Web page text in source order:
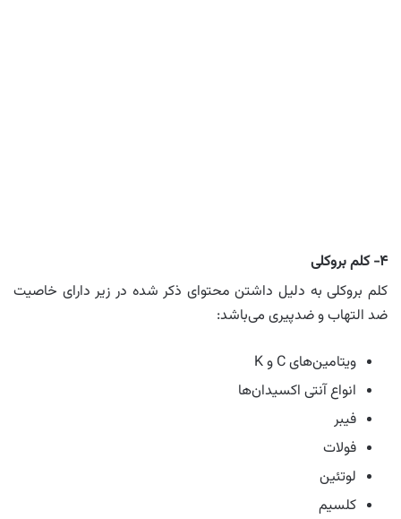
۴- کلم بروکلی
کلم بروکلی به دلیل داشتن محتوای ذکر شده در زیر دارای خاصیت
ضد التهاب و ضدپیری می‌باشد:
ویتامین‌های C و K
انواع آنتی اکسیدان‌ها
فیبر
فولات
لوتئین
کلسیم